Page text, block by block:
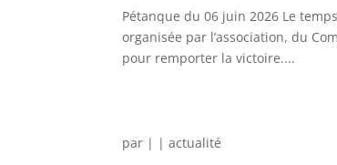
Pétanque du 06 juin 2026 Le
organisée par l’association, du
pour remporter la victoire....
par | |actualité